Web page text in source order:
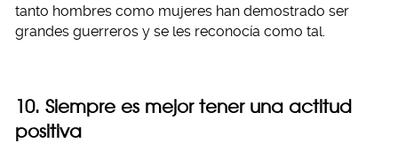
tanto hombres como mujeres han demostrado ser
grandes guerreros y se les reconocía como tal.
10. Siempre es mejor tener una actitud
positiva